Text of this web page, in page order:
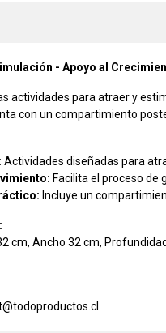
- Apoyo al
actividades para atraer y
con un compartimiento
Actividades diseñadas para
Facilita el proceso de
Incluye un
cm, Ancho 32 cm,